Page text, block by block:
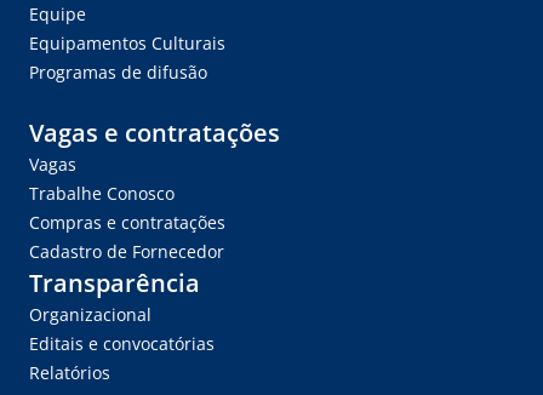
Equipe
Equipamentos Culturais
Programas de difusão
Vagas e contratações
Vagas
Trabalhe Conosco
Compras e contratações
Cadastro de Fornecedor
Transparência
Organizacional
Editais e convocatórias
Relatórios